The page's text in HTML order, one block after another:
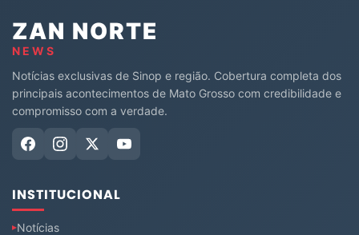
ZAN NORTE
NEWS
Notícias exclusivas de Sinop e região. Cobertura completa dos
principais acontecimentos de Mato Grosso com credibilidade e
compromisso com a verdade.
INSTITUCIONAL
Notícias